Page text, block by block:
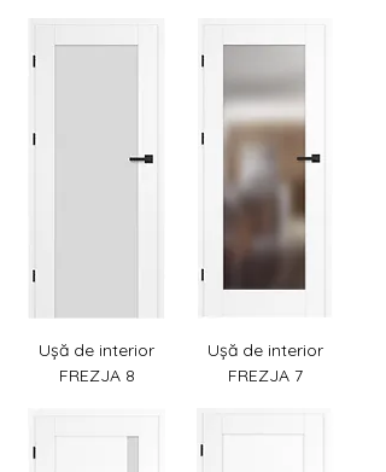
Ușă de interior
FREZJA 8
Ușă de interior
FREZJA 7